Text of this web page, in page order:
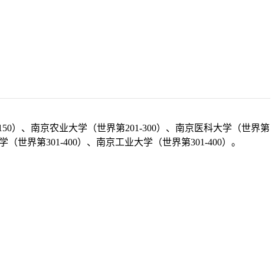
）、南京农业大学（世界第201-300）、南京医科大学（世界第
世界第301-400）、南京工业大学（世界第301-400）。